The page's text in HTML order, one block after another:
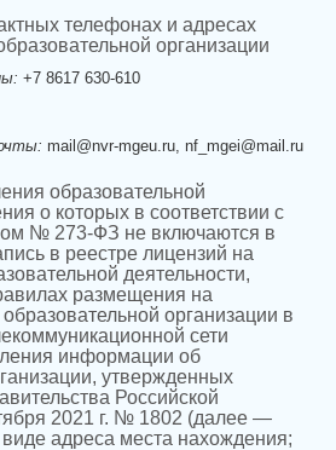
телефонах и адресах
организации
+7 8617 630-610
mail@nvr-mgeu.ru, nf_mgei@mail.ru
образовательной
о которых в соответствии с
№ 273-ФЗ не включаются в
в реестре лицензий на
деятельности,
размещения на
организации в
сети
информации об
утвержденных
Российской
2021 г. № 1802 (далее —
адреса места нахождения;